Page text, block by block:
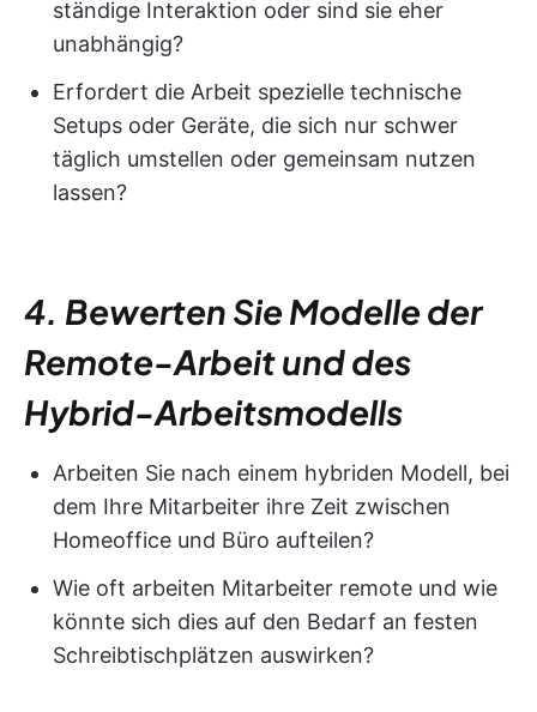
ständige Interaktion oder sind sie eher
unabhängig?
Erfordert die Arbeit spezielle technische
Setups oder Geräte, die sich nur schwer
täglich umstellen oder gemeinsam nutzen
lassen?
4. Bewerten Sie Modelle der
Remote-Arbeit und des
Hybrid-Arbeitsmodells
Arbeiten Sie nach einem hybriden Modell, bei
dem Ihre Mitarbeiter ihre Zeit zwischen
Homeoffice und Büro aufteilen?
Wie oft arbeiten Mitarbeiter remote und wie
könnte sich dies auf den Bedarf an festen
Schreibtischplätzen auswirken?